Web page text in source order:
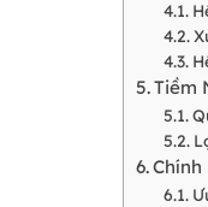
Tiềm